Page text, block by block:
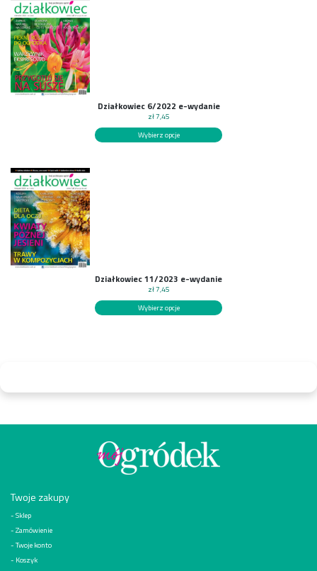
Działkowiec 6/2022 e-wydanie
zł7,45
Wybierz opcje
Działkowiec 11/2023 e-wydanie
zł7,45
Wybierz opcje
Twoje zakupy
Sklep
Zamówienie
Twoje konto
Koszyk